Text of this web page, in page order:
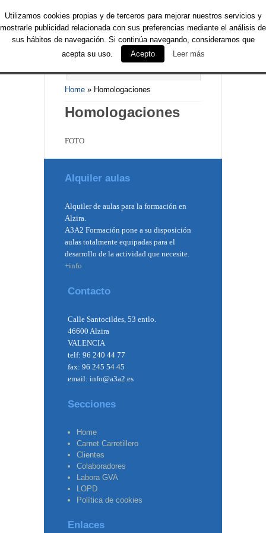
Home » Homologaciones
Homologaciones
FOTO
Alquiler aulas
Alquiler de aulas para la formación en
Alzira.
A3A2 Formación pone a su disposición
aulas totalmente equipadas para el
desarrollo de la actividad que necesite.
+info
Contacto
Calle Santocildes, 53 entlo.
46600 Alzira
VALENCIA
telf: 96 240 44 77
fax: 96 245 54 45
email: info@a3a2.es
Secciones
Home
Carnet Carretillero
Clientes
Colaboradores
Labora GVA
LOPD
Política de cookies
Enlaces
Utilizamos cookies propias y de terceros para mejorar nuestros servicios y
mostrarle publicidad relacionada con sus preferencias mediante el análisis de
sus hábitos de navegación. Si continúa navegando, consideramos que
acepta su uso.
Acepto Leer más